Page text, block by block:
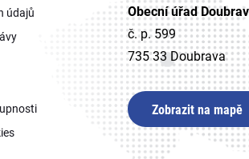
údajů
Obecní úřad
č. p. 599
735 33 Doubrava
Zobrazit na mapě